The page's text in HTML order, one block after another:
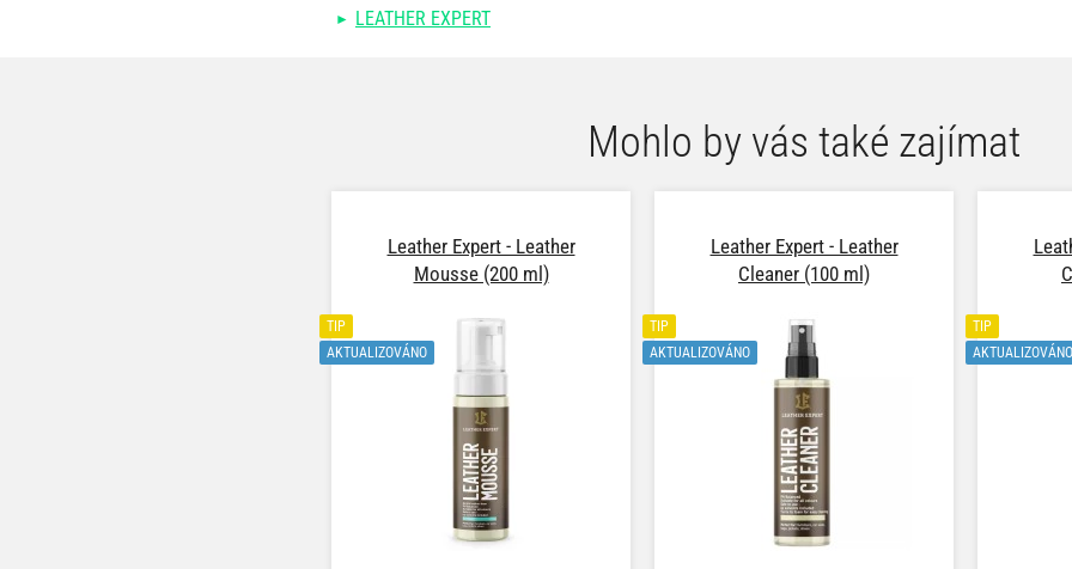
LEATHER EXPERT
Mohlo by vás také zajímat
Leather Expert - Leather
Mousse (200 ml)
TIP
AKTUALIZOVÁNO
Leather Expert - Leather
Cleaner (100 ml)
TIP
AKTUALIZOVÁNO
TIP
AKTUALIZOVÁNO